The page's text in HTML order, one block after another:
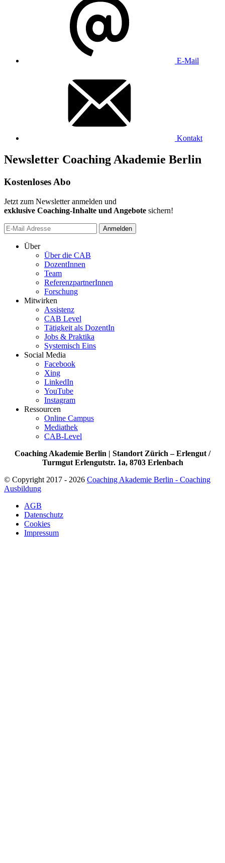
E-Mail
Kontakt
Newsletter Coaching Akademie Berlin
Kostenloses Abo
Jetzt zum Newsletter anmelden und
exklusive Coaching-Inhalte und Angebote sichern!
Anmelden
Über
Über die CAB
DozentInnen
Team
ReferenzpartnerInnen
Forschung
Mitwirken
Assistenz
CAB Level
Tätigkeit als DozentIn
Jobs & Praktika
Systemisch Eins
Social Media
Facebook
Xing
LinkedIn
YouTube
Instagram
Ressourcen
Online Campus
Mediathek
CAB-Level
Coaching Akademie Berlin | Standort Zürich – Erlengut /
Turmgut Erlengutstr. 1a, 8703 Erlenbach
© Copyright 2017 - 2026 Coaching Akademie Berlin - Coaching
Ausbildung
AGB
Datenschutz
Cookies
Impressum